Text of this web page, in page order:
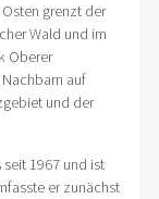
grenzt der
Wald und im
Oberer
auf
und der
1967 und ist
er zunächst